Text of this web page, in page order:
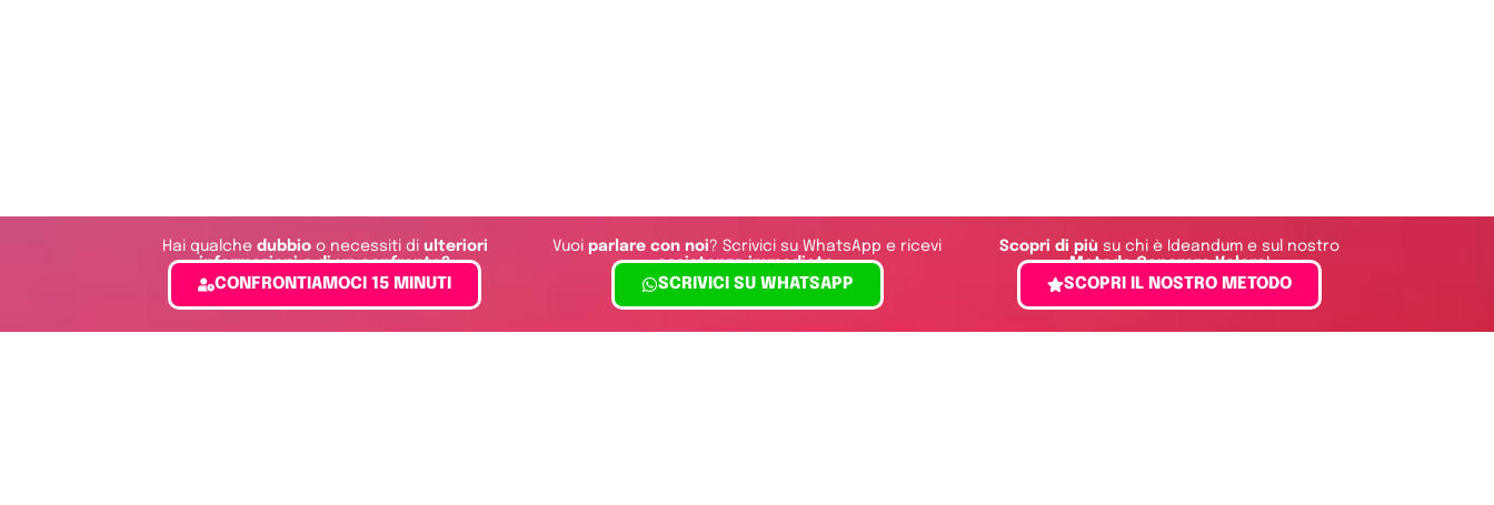
Hai qualche dubbioo necessiti diulteriori
informazioni o di un confronto?
CONFRONTIAMOCI 15 MINUTI
Vuoi parlare con noi? Scrivici su WhatsApp e ricevi
assistenza immediata.
SCRIVICI SU WHATSAPP
Scopri di più su chi è Ideandum e sul nostro
Metodo Generare Valore!
SCOPRI IL NOSTRO METODO